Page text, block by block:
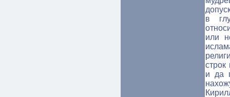
в
или
и да